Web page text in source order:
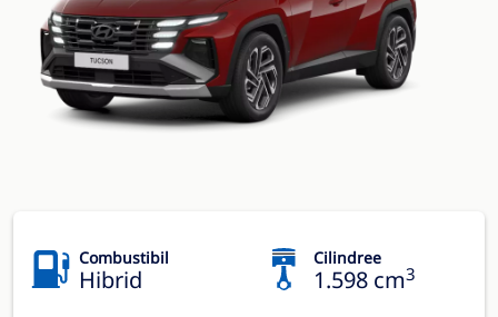
Combustibil
Hibrid
Cilindree
1.598 cm3